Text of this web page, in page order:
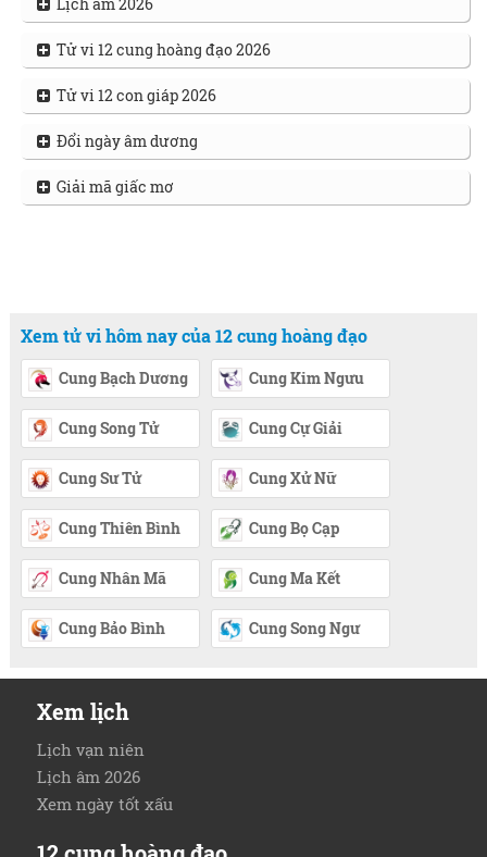
Tử vi 12 cung hoàng đạo 2026
Tử vi 12 con giáp 2026
Đổi ngày âm dương
Giải mã giấc mơ
Xem tử vi hôm nay của 12 cung hoàng đạo
Cung Bạch Dương Cung Kim Ngưu
Cung Song Tử Cung Cự Giải
Cung Sư Tử Cung Xử Nữ
Cung Thiên Bình Cung Bọ Cạp
Cung Nhân Mã Cung Ma Kết
Cung Bảo Bình Cung Song Ngư
Xem lịch
Lịch vạn niên
Lịch âm 2026
Xem ngày tốt xấu